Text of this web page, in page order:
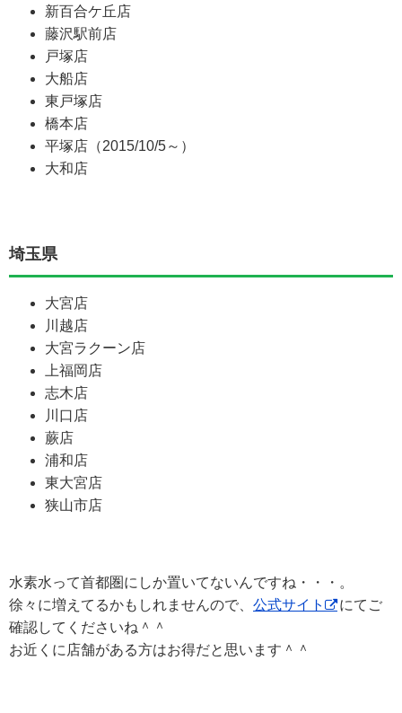
新百合ケ丘店
藤沢駅前店
戸塚店
大船店
東戸塚店
橋本店
平塚店（2015/10/5～）
大和店
埼玉県
大宮店
川越店
大宮ラクーン店
上福岡店
志木店
川口店
蕨店
浦和店
東大宮店
狭山市店
水素水って首都圏にしか置いてないんですね・・・。
徐々に増えてるかもしれませんので、 公式サイト
にてご
確認してくださいね＾＾
お近くに店舗がある方はお得だと思います＾＾